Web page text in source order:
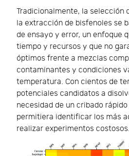
Tradicionalmente, la selección
la extracción de bisfenoles se
de ensayo y error, un enfoque
tiempo y recursos y que no
óptimos frente a mezclas
contaminantes y condiciones
temperatura. Con cientos de
potenciales candidatos a
necesidad de un cribado
permitiera identificar los más
realizar experimentos costosos.